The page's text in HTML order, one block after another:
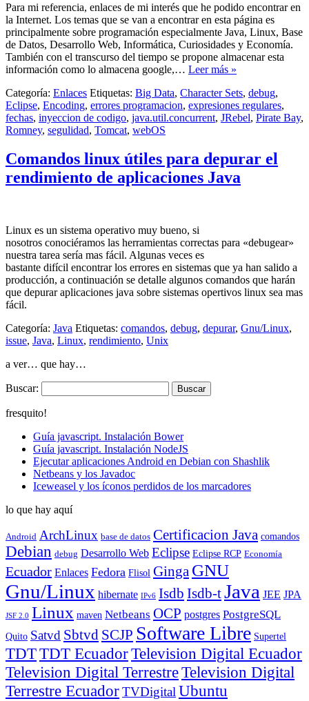
Para mi referencia, enlaces de mi interés que he podido encontrar en
la Internet. Los temas que se van a encontrar en esta página es
principalmente sobre programación especialmente Java, Linux, Base
de Datos, Desarrollo Web, Informática, Curiosidades y Economía.
También con el transcurso del tiempo se propone almacenar esta
información como lo almacena google,… Leer más »
Categoría: Enlaces Etiquetas: Big Data, Character Sets, debug,
Eclipse, Encoding, errores programacion, expresiones regulares,
fechas, inyeccion de codigo, java.util.concurrent, JRebel, Pirate Bay,
Romney, segulidad, Tomcat, webOS
Comandos linux útiles para depurar el
rendimiento de aplicaciones Java
Linux es un sistema operativo muy bueno, si
nosotros conociéramos las herramientas correctas para «debugear»
nuestra tarea sería mas fácil. Algunas veces es
bastante difícil encontrar los errores en sistemas que ya han salido a
producción, a continuación se detalle algunos comandos que harán
que depurar aplicaciones java sobre sistemas opertivos linux sea mas
fácil.
Categoría: Java Etiquetas: comandos, debug, depurar, Gnu/Linux,
issue, Java, Linux, rendimiento, Unix
a ver… que hay…
Buscar:
fresquito!
Guía javascript. Instalación Bower
Guía javascript. Instalación NodeJS
Ejecutar aplicaciones Android en Debian con Shashlik
Netbeans y los Javadoc
Iceweasel y los íconos perdidos de los marcadores
lo que hay aquí
Android ArchLinux base de datos Certificacion Java comandos
Debian debug Desarrollo Web Eclipse Eclipse RCP Economía
Ecuador Enlaces Fedora Flisol Ginga GNU
Gnu/Linux hibernate IPv6 Isdb Isdb-tJava JEE JPA
JSF 2.0 Linux maven Netbeans OCP postgres PostgreSQL
Quito Satvd Sbtvd SCJP Software Libre Supertel
TDTTDT EcuadorTelevision Digital Ecuador
Television Digital TerrestreTelevision Digital
Terrestre EcuadorTVDigitalUbuntu